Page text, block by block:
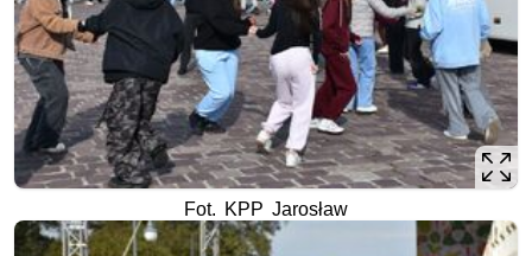
Fot. KPP Jarosław